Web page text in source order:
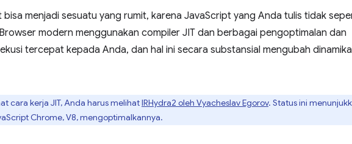
menjadi sesuatu yang rumit, karena JavaScript yang Anda tulis tidak
modern menggunakan compiler JIT dan berbagai pengoptimalan dan
tercepat kepada Anda, dan hal ini secara substansial mengubah dinamika
cara kerja JIT, Anda harus melihatIRHydra2 oleh Vyacheslav Egorov. Status ini
Chrome, V8, mengoptimalkannya.